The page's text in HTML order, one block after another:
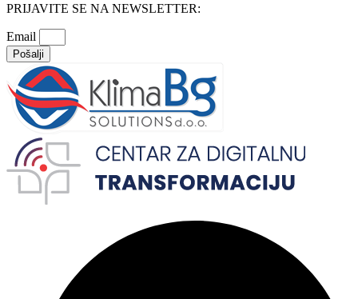
PRIJAVITE SE NA NEWSLETTER:
Email
Pošalji